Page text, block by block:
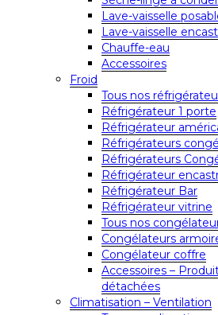
Lave-vaisselle
Lave-vaisselle
Chauffe-eau
Accessoires
Froid
Tous nos
Réfrigérateur 1 porte
Réfrigérateur
Réfrigérateurs
Réfrigérateurs
Réfrigérateur
Réfrigérateur Bar
Réfrigérateur vitrine
Tous nos
Congélateurs
Congélateur coffre
Accessoires –
détachées
Climatisation – Ventilation